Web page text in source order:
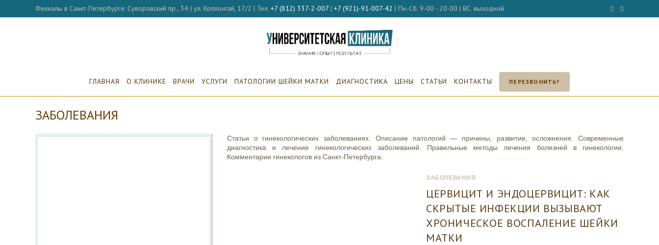
Филиалы в Санкт-Петербурге: Суворовский пр., 34 | ул. Коллонтай, 17/2 | Тел. +7 (812) 337-2-007 | +7 (921)-91-007-42 | Пн.-Сб. 9-00 - 20-00 | ВС. выходной
ГЛАВНАЯ О КЛИНИКЕ ВРАЧИ УСЛУГИ ПАТОЛОГИИ ШЕЙКИ МАТКИ ДИАГНОСТИКА ЦЕНЫ СТАТЬИ КОНТАКТЫ ПЕРЕЗВОНИТЬ?
ЗАБОЛЕВАНИЯ
Статьи о гинекологических заболеваниях. Описание патологий — причины, развитие, осложнения. Современные
диагностика и лечение гинекологических заболеваний. Правильные методы лечения болезней в гинекологии.
Комментарии гинекологов из Санкт-Петербурга.
ЗАБОЛЕВАНИЯ
ЦЕРВИЦИТ И ЭНДОЦЕРВИЦИТ: КАК
СКРЫТЫЕ ИНФЕКЦИИ ВЫЗЫВАЮТ
ХРОНИЧЕСКОЕ ВОСПАЛЕНИЕ ШЕЙКИ
МАТКИ